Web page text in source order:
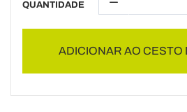
QUANTIDADE
ADICIONAR AO CESTO